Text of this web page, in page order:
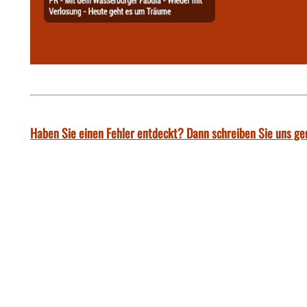
Haben Sie einen Fehler entdeckt? Dann schreiben Sie uns